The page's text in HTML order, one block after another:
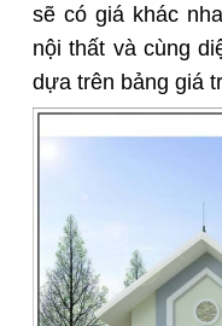
sẽ có giá khác
nội thất và cùng
dựa trên bảng giá